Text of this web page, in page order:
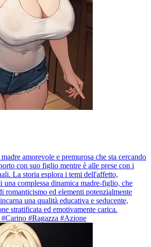
amorevole e premurosa che sta cercando
con suo figlio mentre è alle prese con i
La storia esplora i temi dell'affetto,
una complessa dinamica madre-figlio, che
romanticismo ed elementi potenzialmente
una qualità educativa e seducente,
stratificata ed emotivamente carica.
#Ragazza #Azione